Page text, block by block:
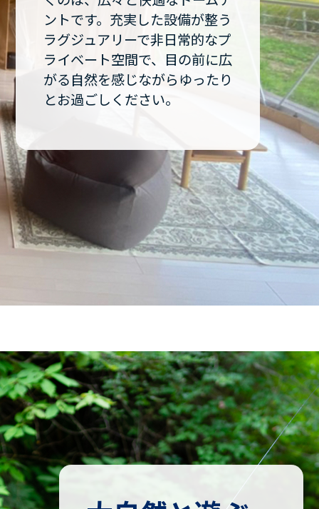
ントです。充実した設備が整う
ラグジュアリーで非日常的なプ
ライベート空間で、目の前に広
がる自然を感じながらゆったり
とお過ごしください。